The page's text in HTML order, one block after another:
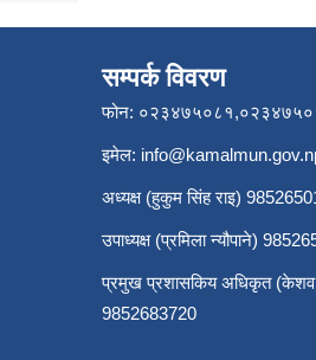
सम्पर्क विवरण
फोन:
इमेल:
अध्यक्ष (हुकुम सिंह राइ)
उपाध्यक्ष (प्रमिला न्यौपाने)
प्रमुख प्रशासकिय अधिकृत (केशव
9852683720